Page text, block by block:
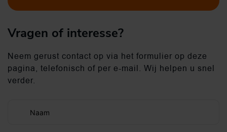
Vragen of interesse?
Neem gerust contact op via het formulier op deze
pagina, telefonisch of per e-mail. Wij helpen u snel
verder.
Naam